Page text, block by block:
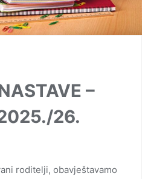
–
26.
roditelji, obavještavamo